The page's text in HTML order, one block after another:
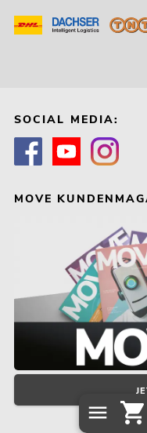
SOCIAL MEDIA:
MOVE